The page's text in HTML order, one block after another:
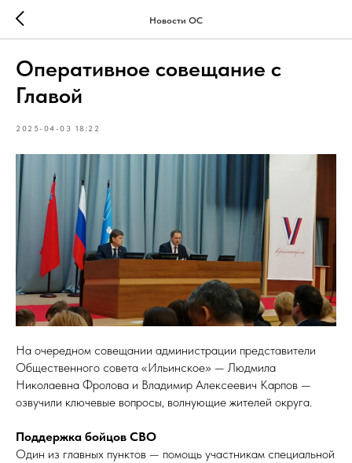
Новости ОС
Оперативное совещание с
Главой
2025-04-03 18:22
На очередном совещании администрации представители
Общественного совета «Ильинское» — Людмила
Николаевна Фролова и Владимир Алексеевич Карпов —
озвучили ключевые вопросы, волнующие жителей округа.
Поддержка бойцов СВО
Один из главных пунктов — помощь участникам специальной